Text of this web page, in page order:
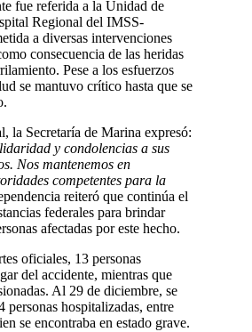
fue referida a la Unidad de
Regional del IMSS-
a diversas intervenciones
consecuencia de las heridas
Pese a los esfuerzos
se mantuvo crítico hasta que se
la Secretaría de Marina expresó:
y condolencias a sus
Nos mantenemos en
competentes para la
reiteró que continúa el
federales para brindar
afectadas por este hecho.
oficiales, 13 personas
del accidente, mientras que
Al 29 de diciembre, se
personas hospitalizadas, entre
se encontraba en estado grave.